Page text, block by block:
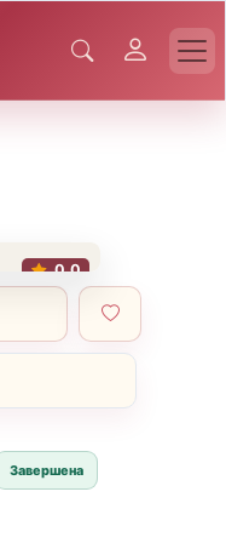
0.0
Завершена